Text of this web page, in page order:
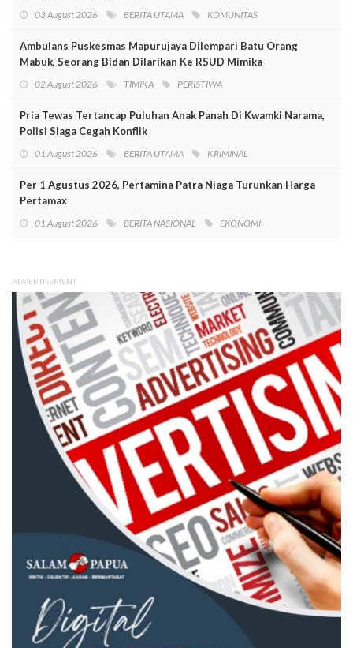
03 August 2026 BERITA UTAMA KOMUNITAS
Ambulans Puskesmas Mapurujaya Dilempari Batu Orang
Mabuk, Seorang Bidan Dilarikan Ke RSUD Mimika
02 August 2026 TIMIKA PERISTIWA
Pria Tewas Tertancap Puluhan Anak Panah Di Kwamki Narama,
Polisi Siaga Cegah Konflik
01 August 2026 BERITA UTAMA KRIMINAL
Per 1 Agustus 2026, Pertamina Patra Niaga Turunkan Harga
Pertamax
01 August 2026 BERITA NASIONAL EKONOMI
ADVERTISEMENT